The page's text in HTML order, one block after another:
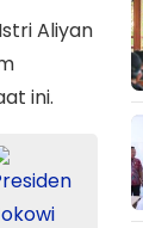
Aliyan
ini.